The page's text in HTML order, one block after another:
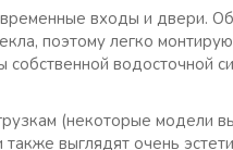
входы и двери.
поэтому легко
водосточной
(некоторые модели
выглядят очень